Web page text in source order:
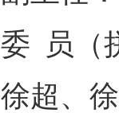
委
员（
徐超、